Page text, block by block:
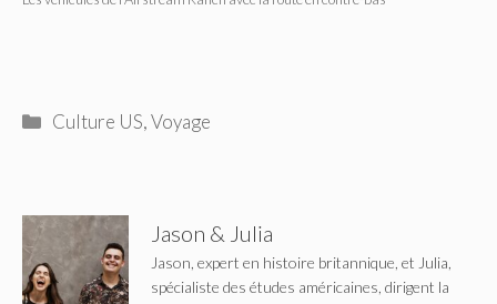
Catégories
Culture US,Voyage
Jason & Julia
Jason, expert en histoire britannique, et Julia,
spécialiste des études américaines, dirigent la